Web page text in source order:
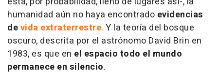
humanidad aún no haya encontrado evidencias
devida extraterrestre. Y la teoría del bosque
oscuro, descrita por el astrónomo David Brin en
1983, es que en el espacio todo el mundo
permanece en silencio.